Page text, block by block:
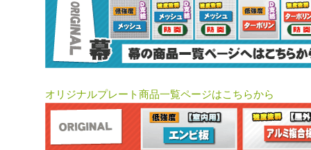
オリジナルプレート商品一覧ページはこちらから